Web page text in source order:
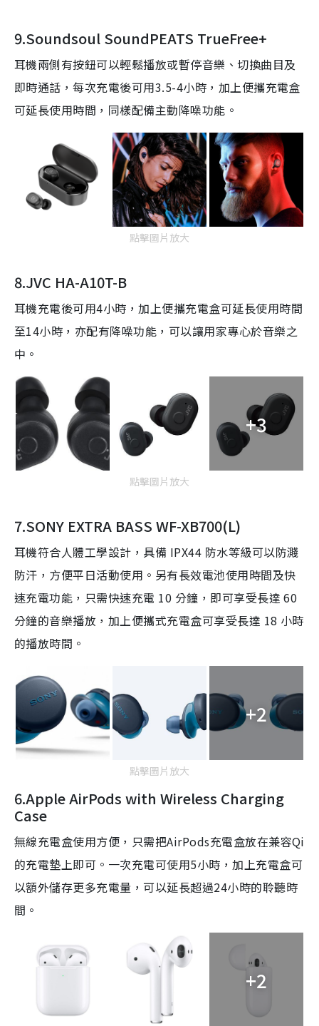
9.Soundsoul SoundPEATS TrueFree+
耳機兩側有按鈕可以輕鬆播放或暫停音樂、切換曲目及
即時通話，每次充電後可用3.5-4小時，加上便攜充電盒
可延長使用時間 ， 同樣配備主動降噪功能。
點擊圖片放大
8.JVC HA-A10T-B
耳機充電後可用4小時，加上便攜充電盒可延長使用時間
至14小時，亦配有降噪功能，可以讓用家專心於音樂之
中。
+3
點擊圖片放大
7.SONY EXTRA BASS WF-XB700(L)
耳機符合人體工學設計，具備 IPX44 防水等級可以防濺
防汗，方便平日活動使用。另有長效電池使用時間及快
速充電功能，只需快速充電 10 分鐘，即可享受長達 60
分鐘的音樂播放，加上便攜式充電盒可享受長達 18 小時
的播放時間。
+2
點擊圖片放大
6.AppleAirPods with Wireless Charging
Case
無線充電盒使用方便，只需把AirPods充電盒放在兼容Qi
的充電墊上即可。一次充電可使用5小時，加上充電盒可
以額外儲存更多充電量，可以延長超過24小時的聆聽時
間。
+2